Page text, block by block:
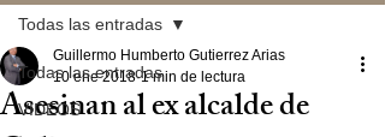
Todas las entradas
VIDEOS
Todas las entradas
Asesinan al ex alcalde de
Guillermo Humberto Gutierrez Arias
10 ene 2018 1 min de lectura